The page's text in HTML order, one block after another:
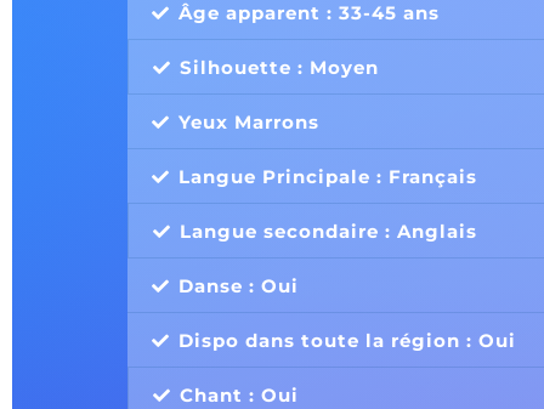
Âge apparent : 33-45 ans
Silhouette : Moyen
Yeux Marrons
Langue Principale : Français
Langue secondaire : Anglais
Danse : Oui
Dispo dans toute la région : Oui
Chant : Oui